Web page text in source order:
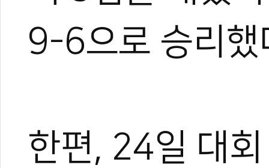
9-6으로 승리했
한편, 24일 대